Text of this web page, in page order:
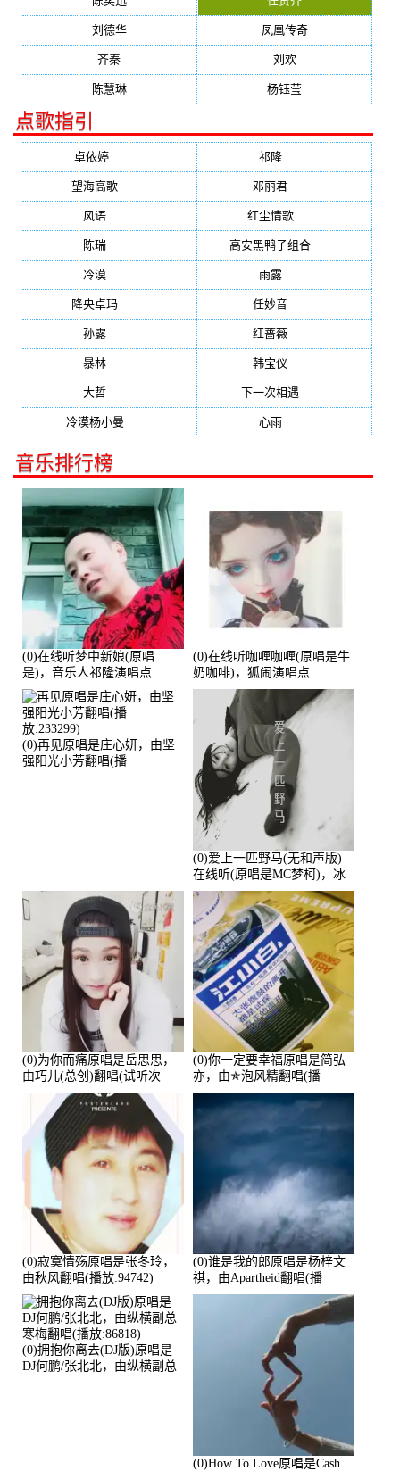
刘德华 凤凰传奇
齐秦 刘欢
陈慧琳 杨钰莹
点歌指引
卓依婷 祁隆(647)
望海高歌 邓丽君
风语 红尘情歌(472)
陈瑞 高安黑鸭子组合
冷漠 雨露(350)
降央卓玛 任妙音
孙露 红蔷薇
暴林 韩宝仪
大哲 下一次相遇
冷漠杨小曼 心雨(232)
音乐排行榜
(0)在线听梦中新娘(原唱
是)，音乐人祁隆演唱点
播:2713192次
(0)在线听咖喱咖喱(原唱是牛
奶咖啡)，狐闹演唱点
播:287579次
(0)再见原唱是庄心妍，由坚
强阳光小芳翻唱(播
(0)爱上一匹野马(无和声版)
在线听(原唱是MC梦柯)，冰
鑫Asce演唱点播:178815次
(0)为你而痛原唱是岳思思，
由巧儿(总创)翻唱(试听次
数:108697)
(0)你一定要幸福原唱是简弘
亦，由✯泡风精翻唱(播
放:102381)
(0)寂寞情殇原唱是张冬玲，
由秋风翻唱(播放:94742)
(0)谁是我的郎原唱是杨梓文
祺，由Apartheid翻唱(播
放:94178)
(0)拥抱你离去(DJ版)原唱是
DJ何鹏/张北北，由纵横副总
(0)How To Love原唱是Cash